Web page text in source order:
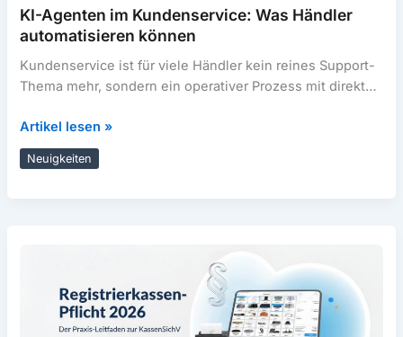
KI-Agenten im Kundenservice: Was Händler
automatisieren können
Kundenservice ist für viele Händler kein reines Support-
Thema mehr, sondern ein operativer Prozess mit direkten
KI-
Agenten
im
Artikel lesen »
Neuigkeiten